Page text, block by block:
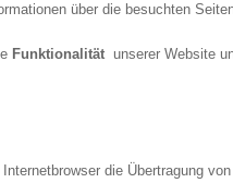
über die besuchten
Funktionalität unserer Website
die Übertragung